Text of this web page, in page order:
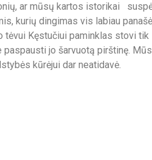
ar mūsų kartos istorikai
kurių dingimas vis labiau
Kęstučiui paminklas stovi tik
jo šarvuotą pirštinę.
kūrėjui dar neatidavė.